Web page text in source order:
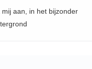
aan, in het bijzonder